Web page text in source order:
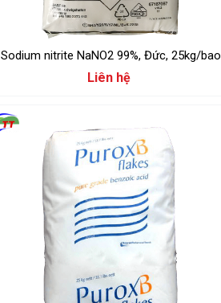
Sodium nitrite NaNO2 99%, Đức, 25kg/bao
Liên hệ